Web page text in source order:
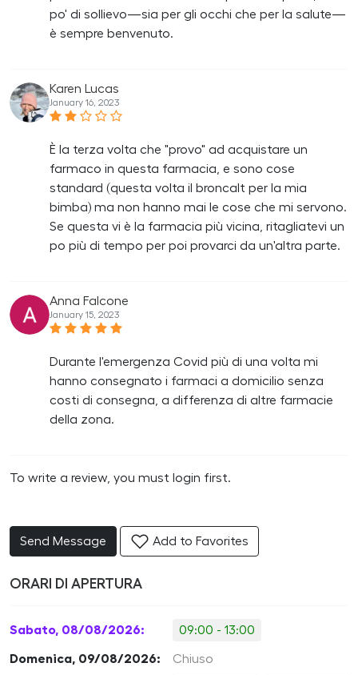
po' di sollievo—sia per gli occhi che per la salute—
è sempre benvenuto.
Karen Lucas
January 16, 2023
È la terza volta che "provo" ad acquistare un
farmaco in questa farmacia, e sono cose
standard (questa volta il broncalt per la mia
bimba) ma non hanno mai le cose che mi servono.
Se questa vi è la farmacia più vicina, ritagliatevi un
po più di tempo per poi provarci da un'altra parte.
Anna Falcone
January 15, 2023
Durante l'emergenza Covid più di una volta mi
hanno consegnato i farmaci a domicilio senza
costi di consegna, a differenza di altre farmacie
della zona.
To write a review, you must login first.
Send Message Add to Favorites
ORARI DI APERTURA
Sabato, 08/08/2026: 09:00 - 13:00
Domenica, 09/08/2026: Chiuso